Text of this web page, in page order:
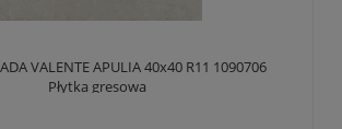
VALENTE APULIA 40x40 R11 1090706
Płytka gresowa